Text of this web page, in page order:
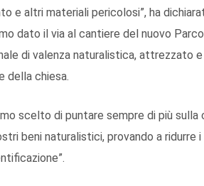
e altri materiali pericolosi”, ha
dato il via al cantiere del nuovo
di valenza naturalistica, attrezzato
della chiesa.
scelto di puntare sempre di più sulla
beni naturalistici, provando a ridurre